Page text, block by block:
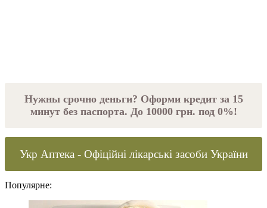
Нужны срочно деньги? Оформи кредит за 15
минут без паспорта. До 10000 грн. под 0%!
Укр Аптека - Офіційні лікарські засоби України
Популярне: